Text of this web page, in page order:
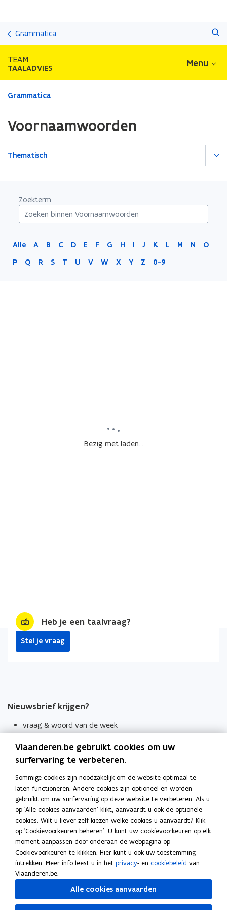
Grammatica
TEAM
TAALADVIES Menu
Gedaan
zich
op:
Voornaamwoorden
Grammatica
Voornaamwoorden
Thematisch
Zoekterm
Alle A B C D E F G H I J K L M N
O
P
Q R S T U V W X Y Z 0-9
Bezig met laden...
Heb je een taalvraag?
Stel je vraag
Nieuwsbrief krijgen?
vraag & woord van de week
Schrijf je in
Thema's
Taaladviezen
Spellingregels
Tips voor duidelijke taal
Bekijk ook
Spellingtests
Boek- en webwijzer
Vlaanderen.be gebruikt cookies om uw
surfervaring te verbeteren.
Sommige cookies zijn noodzakelijk om de website optimaal te
laten functioneren. Andere cookies zijn optioneel en worden
gebruikt om uw surfervaring op deze website te verbeteren. Als u
op 'Alle cookies aanvaarden' klikt, aanvaardt u ook de optionele
cookies. Wilt u liever zelf kiezen welke cookies u aanvaardt? Klik
op 'Cookievoorkeuren beheren'. U kunt uw cookievoorkeuren op elk
moment aanpassen door onderaan de webpagina op
Cookievoorkeuren te klikken. Hier kunt u ook uw toestemming
intrekken. Meer info leest u in het privacy- en cookiebeleid van
Vlaanderen.be.
Alle cookies aanvaarden